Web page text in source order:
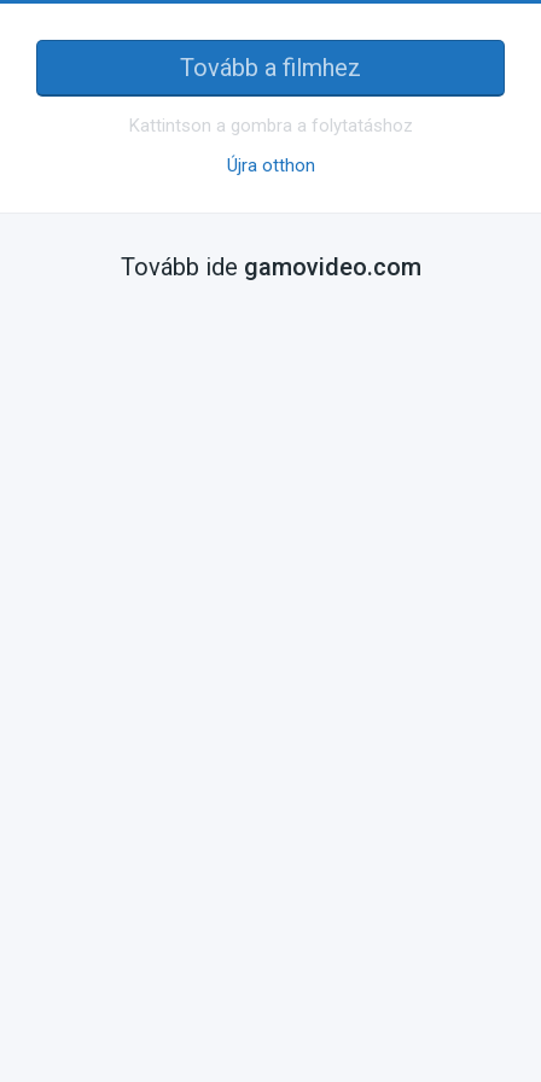
Tovább a filmhez
Kattintson a gombra a folytatáshoz
Újra otthon
Tovább ide gamovideo.com